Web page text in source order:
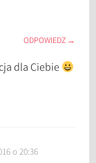
ODPOWIEDZ
dla Ciebie
o 20:36